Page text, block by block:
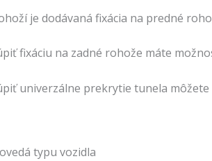
je dodávaná fixácia na predné
fixáciu na zadné rohože máte
univerzálne prekrytie tunela
typu vozidla